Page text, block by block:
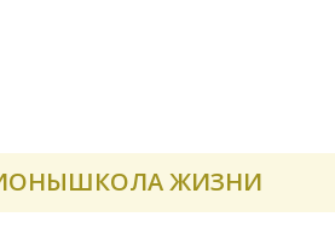
ШКОЛА ЖИЗНИ